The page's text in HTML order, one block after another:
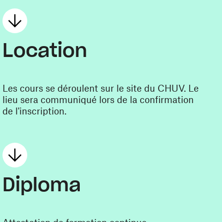
Location
Les cours se déroulent sur le site du CHUV. Le
lieu sera communiqué lors de la confirmation
de l'inscription.
Diploma